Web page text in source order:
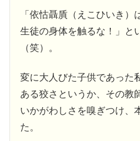
「依怙聶貭（えこひいき
生徒の身体を触るな！」と
（笑）。
変に大人びた子供であった
ある狡さというか、その教
いかがわしさを嗅ぎつけ、
た。